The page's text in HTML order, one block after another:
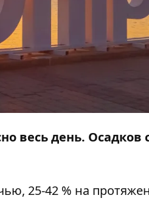
весь день. Осадков
25-42 % на